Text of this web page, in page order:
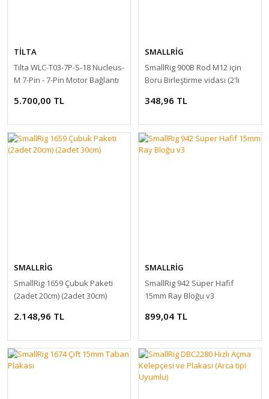
TİLTA
Tilta WLC-T03-7P-S-18 Nucleus-
M 7-Pin - 7-Pin Motor Bağlantı
5.700,00 TL
SMALLRİG
SmallRig 900B Rod M12 için
Boru Birleştirme vidası (2'li
348,96 TL
SMALLRİG
SmallRig 1659 Çubuk Paketi
(2adet 20cm) (2adet 30cm)
2.148,96 TL
SMALLRİG
SmallRig 942 Süper Hafif
15mm Ray Bloğu v3
899,04 TL